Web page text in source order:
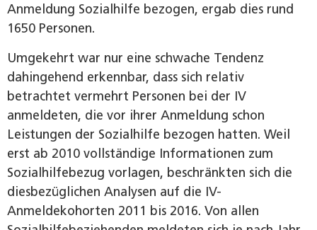
Anmeldung Sozialhilfe bezogen, ergab dies rund
1650 Personen.
Umgekehrt war nur eine schwache Tendenz
dahingehend erkennbar, dass sich relativ
betrachtet vermehrt Personen bei der IV
anmeldeten, die vor ihrer Anmeldung schon
Leistungen der Sozialhilfe bezogen hatten. Weil
erst ab 2010 vollständige Informationen zum
Sozialhilfebezug vorlagen, beschränkten sich die
diesbezüglichen Analysen auf die IV-
Anmeldekohorten 2011 bis 2016. Von allen